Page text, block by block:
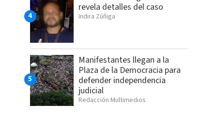
revela detalles del caso
Indira Zúñiga
Manifestantes llegan a la
Plaza de la Democracia para
defender independencia
judicial
Redacción Multimedios